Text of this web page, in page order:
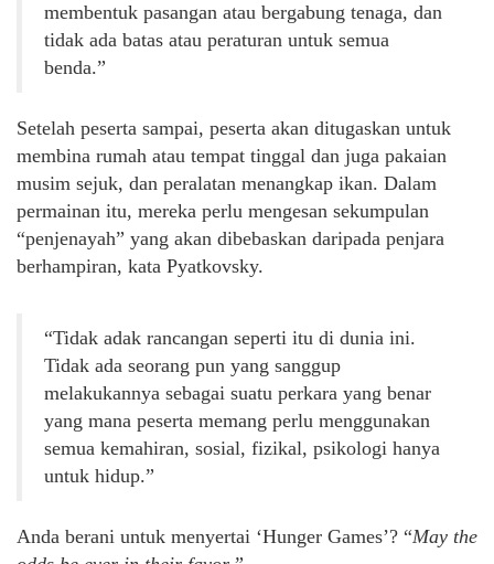
membentuk pasangan atau bergabung tenaga, dan
tidak ada batas atau peraturan untuk semua
benda.”
Setelah peserta sampai, peserta akan ditugaskan untuk
membina rumah atau tempat tinggal dan juga pakaian
musim sejuk, dan peralatan menangkap ikan. Dalam
permainan itu, mereka perlu mengesan sekumpulan
“penjenayah” yang akan dibebaskan daripada penjara
berhampiran, kata Pyatkovsky.
“Tidak adak rancangan seperti itu di dunia ini.
Tidak ada seorang pun yang sanggup
melakukannya sebagai suatu perkara yang benar
yang mana peserta memang perlu menggunakan
semua kemahiran, sosial, fizikal, psikologi hanya
untuk hidup.”
Anda berani untuk menyertai ‘Hunger Games’? “May the